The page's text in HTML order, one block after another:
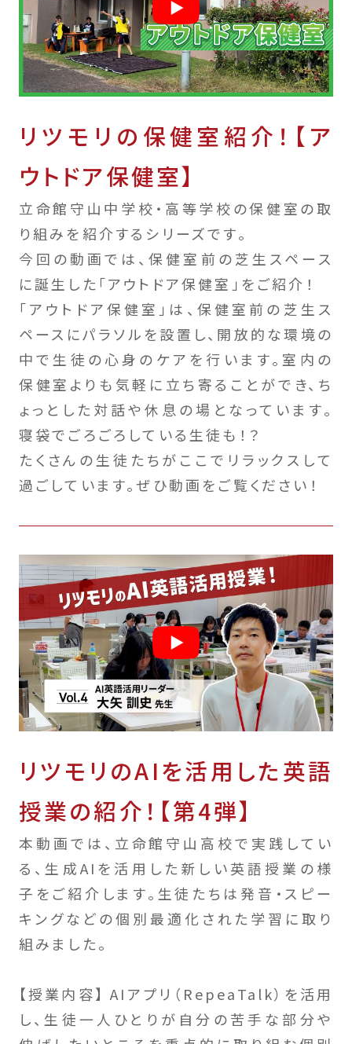
リツモリの保健室紹介！【ア
ウトドア保健室】
立命館守山中学校・高等学校の保健室の取
り組みを紹介するシリーズです。
今回の動画では、保健室前の芝生スペース
に誕生した「アウトドア保健室」をご紹介！
「アウトドア保健室」は、保健室前の芝生ス
ペースにパラソルを設置し、開放的な環境の
中で生徒の心身のケアを行います。室内の
保健室よりも気軽に立ち寄ることができ、ち
ょっとした対話や休息の場となっています。
寝袋でごろごろしている生徒も！？
たくさんの生徒たちがここでリラックスして
過ごしています。ぜひ動画をご覧ください！
リツモリのAIを活用した英語
授業の紹介！【第4弾】
本動画では、立命館守山高校で実践してい
る、生成AIを活用した新しい英語授業の様
子をご紹介します。生徒たちは発音・スピー
キングなどの個別最適化された学習に取り
組みました。
【授業内容】 AIアプリ（RepeaTalk）を活用
し、生徒一人ひとりが自分の苦手な部分や